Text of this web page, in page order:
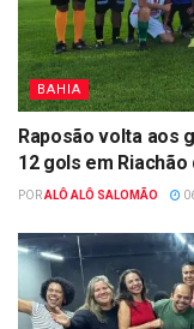
BAHIA
Raposão volta aos
12 gols em Riachão
PORALÔ ALÔ SALOMÃO